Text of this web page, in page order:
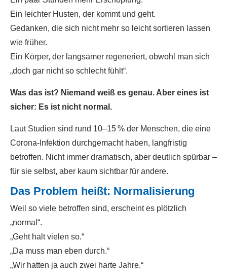
Ein leichter Husten, der kommt und geht.
Gedanken, die sich nicht mehr so leicht sortieren lassen
wie früher.
Ein Körper, der langsamer regeneriert, obwohl man sich
„doch gar nicht so schlecht fühlt“.
Was das ist? Niemand weiß es genau. Aber eines ist
sicher: Es ist nicht normal.
Laut Studien sind rund 10–15 % der Menschen, die eine
Corona-Infektion durchgemacht haben, langfristig
betroffen. Nicht immer dramatisch, aber deutlich spürbar –
für sie selbst, aber kaum sichtbar für andere.
Das Problem heißt: Normalisierung
Weil so viele betroffen sind, erscheint es plötzlich
„normal“.
„Geht halt vielen so.“
„Da muss man eben durch.“
„Wir hatten ja auch zwei harte Jahre.“